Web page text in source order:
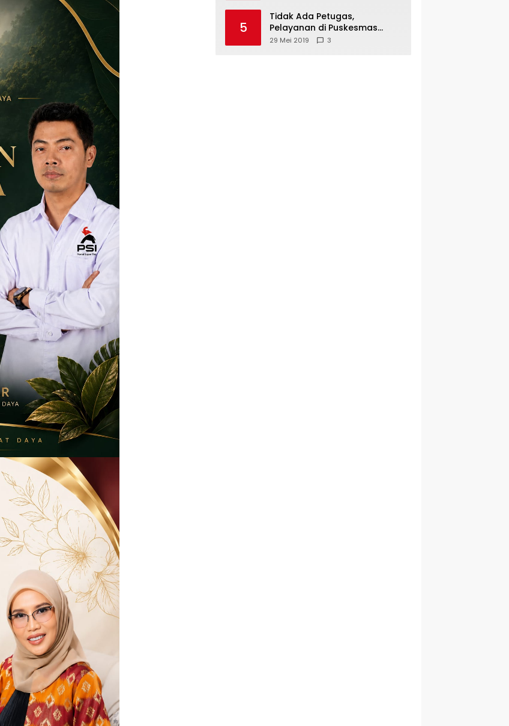
5
Tidak Ada Petugas,
Pelayanan di Puskesmas
Mare-Maybrat Lumpuh
29 Mei 2019 3